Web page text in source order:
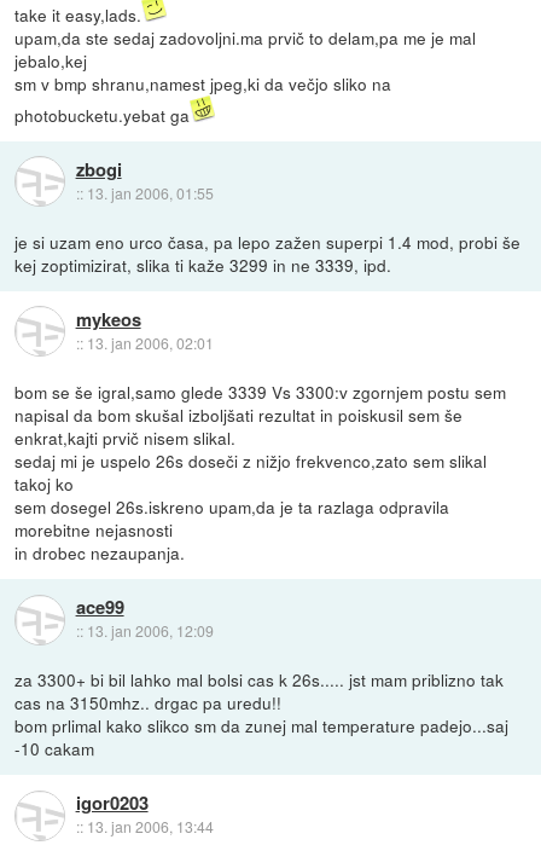
take it easy,lads.
upam,da ste sedaj zadovoljni.ma prvič to delam,pa me je mal
jebalo,kej
sm v bmp shranu,namest jpeg,ki da večjo sliko na
photobucketu.yebat ga
zbogi
:: 13. jan 2006, 01:55
je si uzam eno urco časa, pa lepo zažen superpi 1.4 mod, probi še
kej zoptimizirat, slika ti kaže 3299 in ne 3339, ipd.
mykeos
:: 13. jan 2006, 02:01
bom se še igral,samo glede 3339 Vs 3300:v zgornjem postu sem
napisal da bom skušal izboljšati rezultat in poiskusil sem še
enkrat,kajti prvič nisem slikal.
sedaj mi je uspelo 26s doseči z nižjo frekvenco,zato sem slikal
takoj ko
sem dosegel 26s.iskreno upam,da je ta razlaga odpravila
morebitne nejasnosti
in drobec nezaupanja.
ace99
:: 13. jan 2006, 12:09
za 3300+ bi bil lahko mal bolsi cas k 26s..... jst mam priblizno tak
cas na 3150mhz.. drgac pa uredu!!
bom prlimal kako slikco sm da zunej mal temperature padejo...saj
-10 cakam
igor0203
:: 13. jan 2006, 13:44